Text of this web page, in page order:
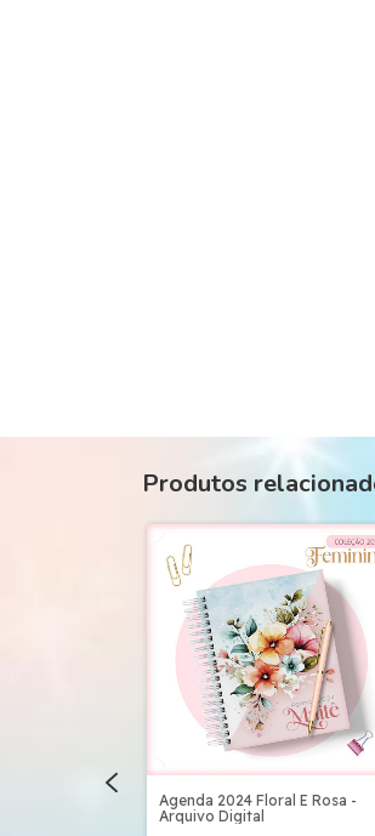
Produtos
Agenda 2024 Floral E Rosa -
Arquivo Digital